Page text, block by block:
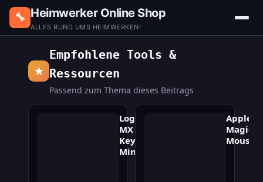
🔧 Heimwerker Online Shop
ALLES RUND UMS HEIMWERKEN!
★
Empfohlene Tools &
Ressourcen
Passend zum Thema dieses Beitrags
Logitech
MX
Keys
Mini
Apple
Magic
Mouse